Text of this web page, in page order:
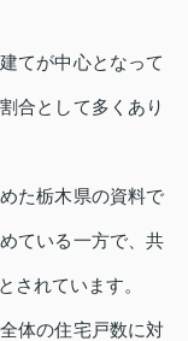
てが中心となって
合として多くあり
た栃木県の資料で
ている一方で、共
されています。
体の住宅戸数に対